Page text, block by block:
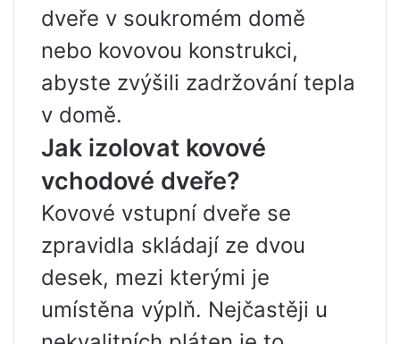
dveře v soukromém domě
nebo kovovou konstrukci,
abyste zvýšili zadržování tepla
v domě.
Jak izolovat kovové
vchodové dveře?
Kovové vstupní dveře se
zpravidla skládají ze dvou
desek, mezi kterými je
umístěna výplň. Nejčastěji u